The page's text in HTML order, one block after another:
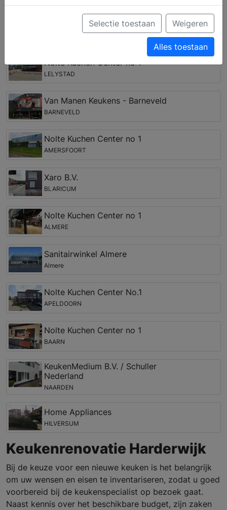
advies over inbouwapparatuur van verschillende
Keukenwinkels in de regio Harderwijk
Nolte Kuchen Center no 1
LELYSTAD
Van Manen Keukens - Barneveld
BARNEVELD
Nolte Kuchen Center no 1
AMERSFOORT
Xaro B.V.
BLARICUM
Nolte Kuchen Center no 1
ALMERE
Sanitairwinkel Almere
Almere
Nolte Kuchen Center No.1
APELDOORN
Nolte Kuchen Center no 1
BAARN
KeukenMedium B.V. / Schuller
Nederland
NAARDEN
Home Appliances
HILVERSUM
Keukenrenovatie Harderwijk
Bij de keuze voor een nieuwe keuken is het belangrijk
om uw wensen en eisen te inventariseren, zodat u goed
voorbereid bij de keukenspecialist op bezoek gaat.
Naast kennis over het beschikbare budget, zijn zaken
Selectie toestaan Weigeren
Alles toestaan